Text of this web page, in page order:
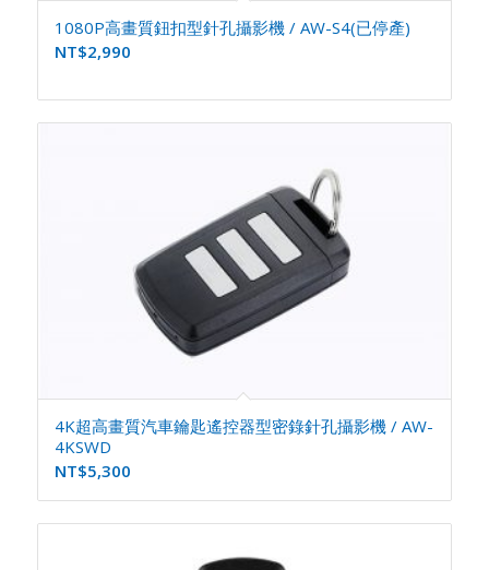
1080P高畫質鈕扣型針孔攝影機 / AW-S4(已停產)
NT$2,990
4K超高畫質汽車鑰匙遙控器型密錄針孔攝影機 / AW-
4KSWD
NT$5,300